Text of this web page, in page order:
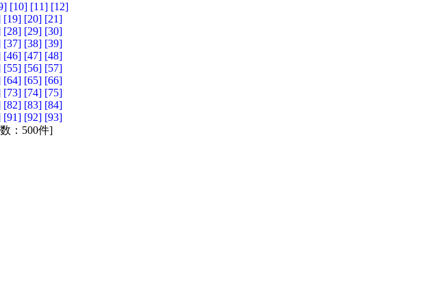
[10] [11] [12]
[19] [20] [21]
[28] [29] [30]
[37] [38] [39]
[46] [47] [48]
[55] [56] [57]
[64] [65] [66]
[73] [74] [75]
[82] [83] [84]
[91] [92] [93]
：500件]